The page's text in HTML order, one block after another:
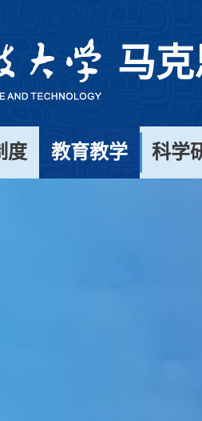
马
度 教育教学 科学